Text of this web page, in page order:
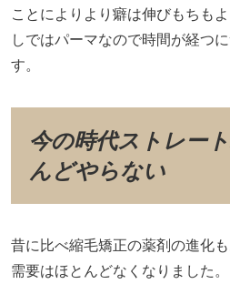
ことによりより癖は伸びもちも
しではパーマなので時間が経つ
す。
今の時代ストレー
んどやらない
昔に比べ縮毛矯正の薬剤の進化
需要はほとんどなくなりました。